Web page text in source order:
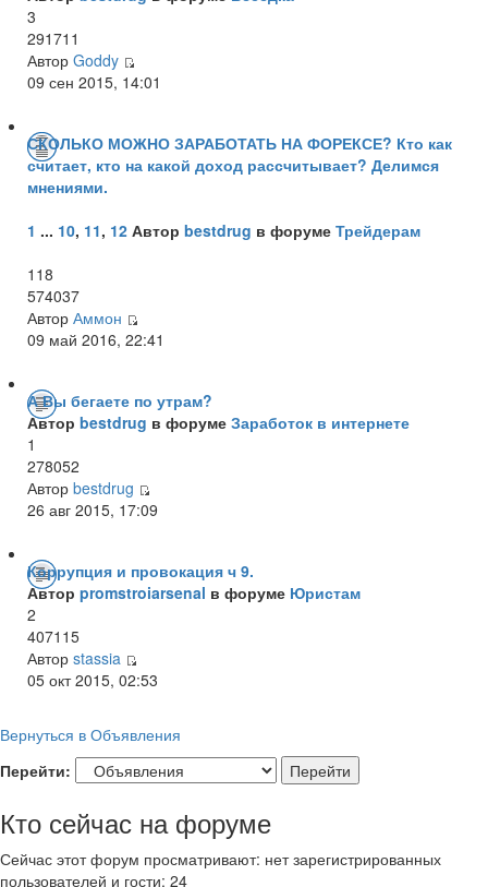
3
291711
Автор Goddy
09 сен 2015, 14:01
СКОЛЬКО МОЖНО ЗАРАБОТАТЬ НА ФОРЕКСЕ? Кто как
считает, кто на какой доход рассчитывает? Делимся
мнениями.
1 ... 10, 11, 12 Автор bestdrug в форуме Трейдерам
118
574037
Автор Аммон
09 май 2016, 22:41
А Вы бегаете по утрам?
Автор bestdrug в форуме Заработок в интернете
1
278052
Автор bestdrug
26 авг 2015, 17:09
Коррупция и провокация ч 9.
Автор promstroiarsenal в форуме Юристам
2
407115
Автор stassia
05 окт 2015, 02:53
Вернуться в Объявления
Перейти:
Кто сейчас на форуме
Сейчас этот форум просматривают: нет зарегистрированных
пользователей и гости: 24